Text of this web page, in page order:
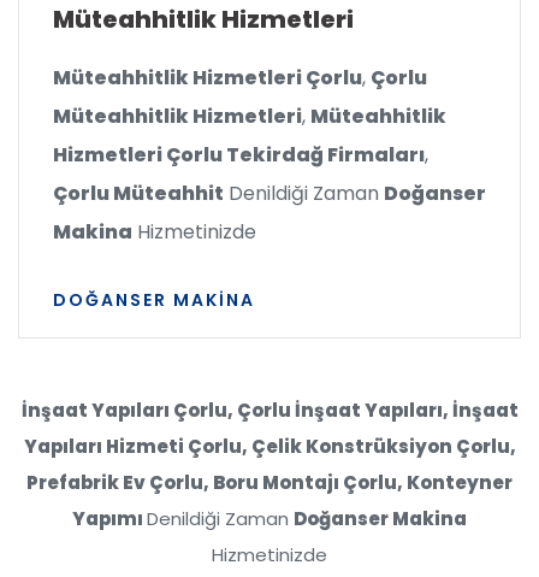
Müteahhitlik Hizmetleri
Müteahhitlik Hizmetleri Çorlu, Çorlu
Müteahhitlik Hizmetleri, Müteahhitlik
Hizmetleri Çorlu Tekirdağ Firmaları,
Çorlu Müteahhit Denildiği Zaman Doğanser
Makina Hizmetinizde
DOĞANSER MAKINA
İnşaat Yapıları Çorlu, Çorlu İnşaat Yapıları, İnşaat
Yapıları Hizmeti Çorlu, Çelik Konstrüksiyon Çorlu,
Prefabrik Ev Çorlu, Boru Montajı Çorlu, Konteyner
YapımıDenildiği Zaman Doğanser Makina
Hizmetinizde